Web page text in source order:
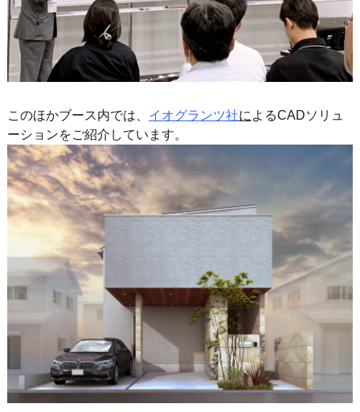
このほかブース内では、 イオグランツ社に よるCADソリュ
ーションをご紹介しています。